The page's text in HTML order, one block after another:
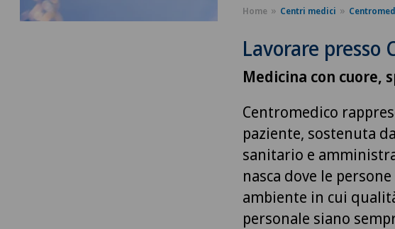
Home Centri medici
Lavorare presso
Medicina con cuore,
Centromedico
paziente, sostenuta
sanitario e
nasca dove le
ambiente in cui
personale siano